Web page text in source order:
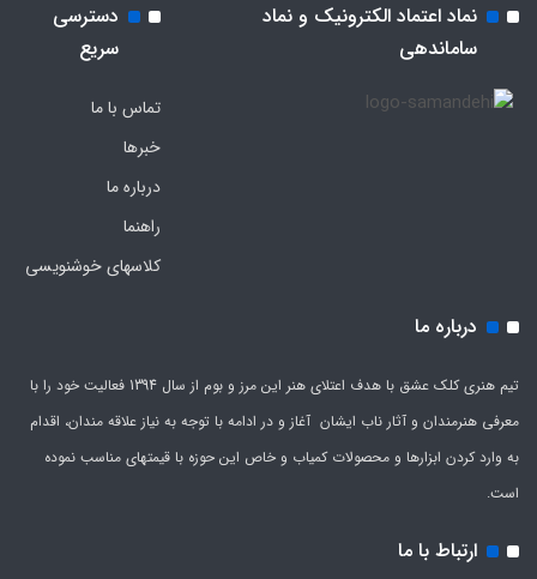
نماد اعتماد الکترونیک و نماد
ساماندهی
دسترسی
سریع
تماس با ما
خبرها
درباره ما
راهنما
کلاسهای خوشنویسی
درباره ما
تیم هنری کلک عشق با هدف اعتلای هنر این مرز و بوم از سال 1394 فعالیت خود را با
معرفی هنرمندان و آثار ناب ایشان آغاز و در ادامه با توجه به نیاز علاقه مندان، اقدام
به وارد کردن ابزارها و محصولات کمیاب و خاص این حوزه با قیمتهای مناسب نموده
است.
ارتباط با ما